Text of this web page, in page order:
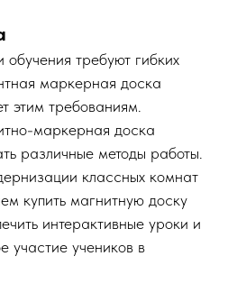
требуют гибких
маркерная доска
этим требованиям.
маркерная доска
различные методы работы.
классных комнат
купить магнитную доску
интерактивные уроки и
участие учеников в